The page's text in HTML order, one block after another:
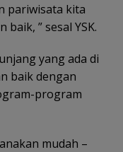
pariwisata kita
” sesal YSK.
yang ada di
baik dengan
program
mudah –